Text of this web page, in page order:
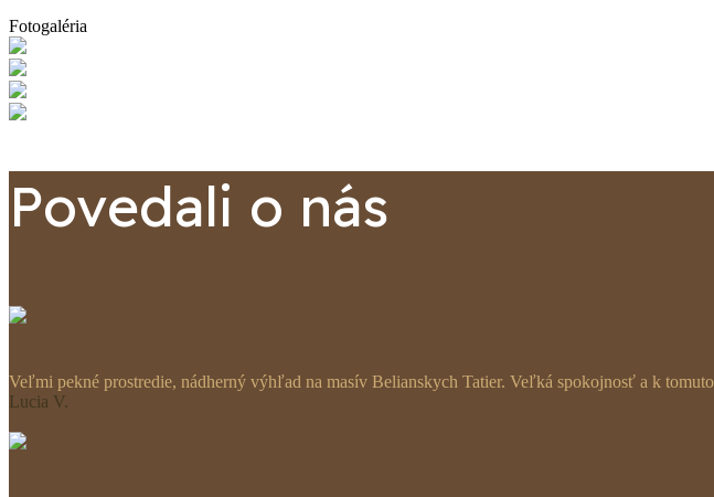
Fotogaléria
Povedali o nás
Veľmi pekné prostredie, nádherný výhľad na masív Belianskych Tatier. Veľká spokojnosť a k
Lucia V.